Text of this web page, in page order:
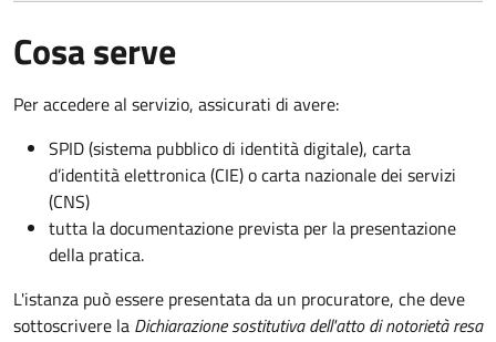
Cosa serve
Per accedere al servizio, assicurati di avere:
SPID (sistema pubblico di identità digitale), carta
d’identità elettronica (CIE) o carta nazionale dei servizi
(CNS)
tutta la documentazione prevista per la presentazione
della pratica.
L'istanza può essere presentata da un procuratore, che deve
sottoscrivere la Dichiarazione sostitutiva dell'atto di notorietà resa